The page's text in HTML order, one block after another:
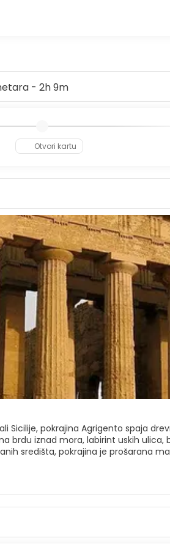
koje seže daleko izvan gradskih
- 2h 9m
Otvori kartu
Sicilije, pokrajina Agrigento spaja
brdu iznad mora, labirint uskih ulica,
središta, pokrajina je prošarana
Hrama Konkordije i Hrama
i gužve i razmislite o vođenom
obalne krajolike. Scala dei Turchi,